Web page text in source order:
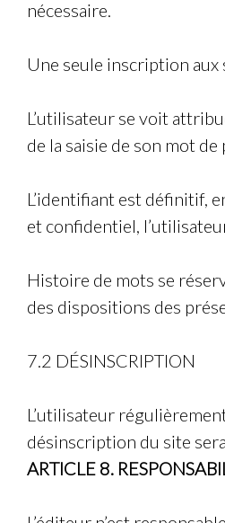
nécessaire.
Une seule inscription
L’utilisateur se voit
de la saisie de son mot de
L’identifiant est définitif,
et confidentiel,
Histoire de mots se
des dispositions des
7.2 DÉSINSCRIPTION
L’utilisateur
désinscription du site
ARTICLE 8.